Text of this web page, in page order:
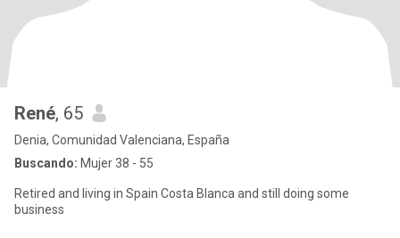
René, 65
Denia, Comunidad Valenciana, España
Buscando: Mujer 38 - 55
Retired and living in Spain Costa Blanca and still doing some
business